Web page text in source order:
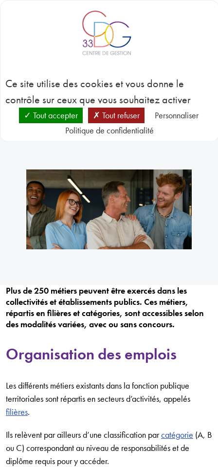
L’emploi territorial
Emploi L’emploi territorial
Plus de 250 métiers peuvent être exercés dans les
collectivités et établissements publics. Ces métiers,
répartis en filières et catégories, sont accessibles selon
des modalités variées, avec ou sans concours.
Organisation des emplois
Les différents métiers existants dans la fonction publique
territoriales sont répartis en secteurs d’activités, appelés
filières.
Ils relèvent par ailleurs d’une classification parcatégorie (A, B
ou C) correspondant au niveau de responsabilités et de
diplôme requis pour y accéder.
Ce site utilise des cookies et vous donne le
contrôle sur ceux que vous souhaitez activer
Tout accepter Tout refuser
Personnaliser
Politique de confidentialité